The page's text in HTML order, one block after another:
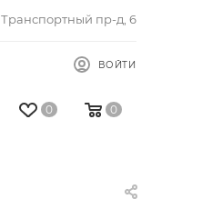
Транспортный пр-д, 6
ВОЙТИ
0 0